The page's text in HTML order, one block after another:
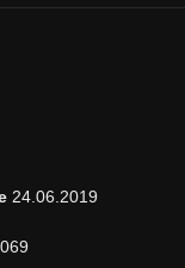
24.06.2019